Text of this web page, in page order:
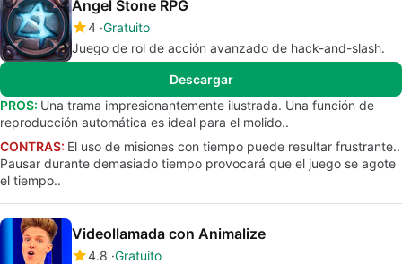
Angel Stone RPG
4 Gratuito
Juego de rol de acción avanzado de hack-and-slash.
Descargar
PROS: Una trama impresionantemente ilustrada. Una función de
reproducción automática es ideal para el molido..
CONTRAS: El uso de misiones con tiempo puede resultar frustrante..
Pausar durante demasiado tiempo provocará que el juego se agote
el tiempo..
Videollamada con Animalize
4.8 Gratuito